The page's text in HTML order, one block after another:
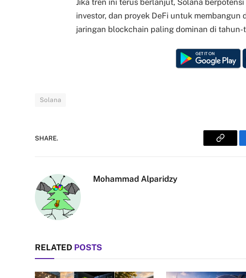
Jika tren ini terus berlanjut, Solana
investor, dan proyek DeFi untuk membangun
jaringan blockchain paling dominan di tahun-
Solana
SHARE.
Copy
Mohammad Alparidzy
RELATED POSTS